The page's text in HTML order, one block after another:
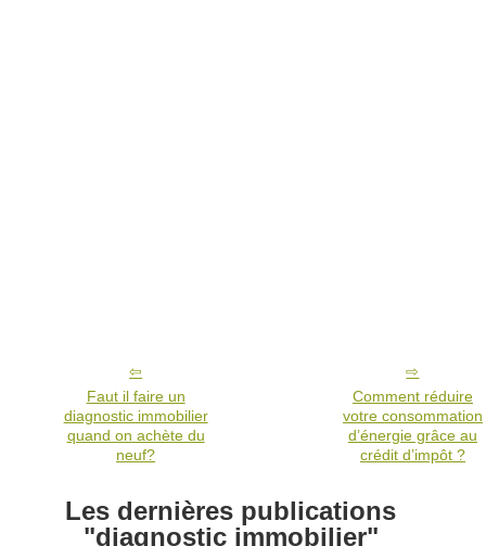
Faut il faire un
diagnostic immobilier
quand on achète du
neuf?
Comment réduire
votre consommation
d’énergie grâce au
crédit d’impôt ?
Les dernières publications
"diagnostic immobilier"